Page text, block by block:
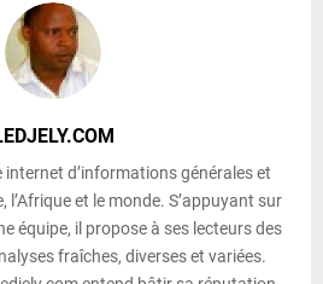
internet d’informations générales et
l’Afrique et le monde. S’appuyant sur
équipe, il propose à ses lecteurs des
fraîches, diverses et variées.